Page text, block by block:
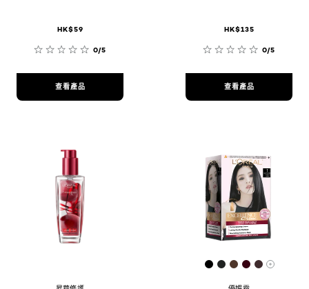
HK$59
0/5
查看產品
HK$135
0/5
查看產品
[Color]: #000000
[Color]: #212322
[Color]:
[Color]:
[Color]:
More